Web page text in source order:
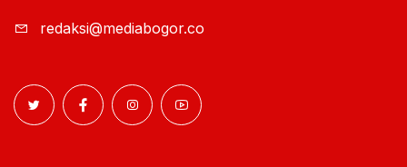
redaksi@mediabogor.co